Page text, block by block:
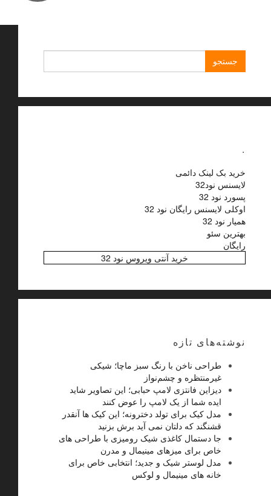
برای:
خرید بک لینک دائمی
لایسنس نود32
پسورد نود 32
اوکلی لایسنس رایگان نود 32
همیار نود 32
بهترین سئو
رایگان
خرید آنتی ویروس نود 32
نوشته‌های تازه
طراحی ناخن با رنگ سبز ماچا؛ شیکی
غیرمنتظره و چشم‌نواز
دیزاین فانتزی لامپ حبابی؛ این تصاویر شاید
ایده شما از یک لامپ را عوض کنند
مدل کیک برای تولد دخترونه؛ این کیک ها آنقدر
قشنگند که دلتان نمی آید برش بزنید
جا دستمال کاغذی شیک رومیزی با طراحی های
خاص برای میزهای مینیمال و مدرن
مدل لوستر شیک و جدید؛ انتخابی خاص برای
خانه های مینیمال و لوکس